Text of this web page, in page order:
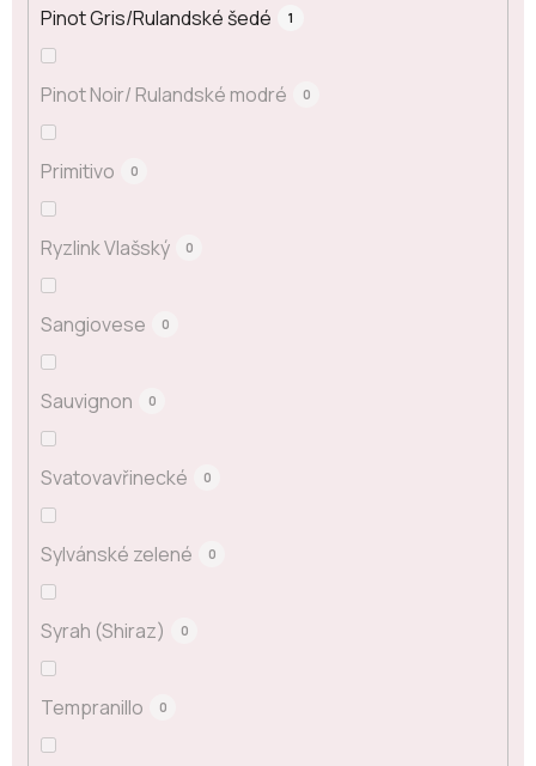
Pinot Gris/Rulandské šedé 1
Pinot Noir/ Rulandské modré 0
Primitivo 0
Ryzlink Vlašský 0
Sangiovese 0
Sauvignon 0
Svatovavřinecké 0
Sylvánské zelené 0
Syrah (Shiraz) 0
Tempranillo 0